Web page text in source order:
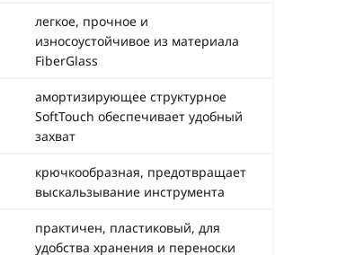
легкое, прочное и
износоустойчивое из материала
FiberGlass
амортизирующее структурное
SoftTouch обеспечивает удобный
захват
крючкообразная, предотвращает
выскальзывание инструмента
практичен, пластиковый, для
удобства хранения и переноски